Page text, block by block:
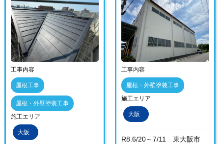
工事内容
屋根工事
屋根・外壁塗装工事
施工エリア
大阪
工事内容
屋根・外壁塗装工事
施工エリア
大阪
R8.6/20～7/11 東大阪市